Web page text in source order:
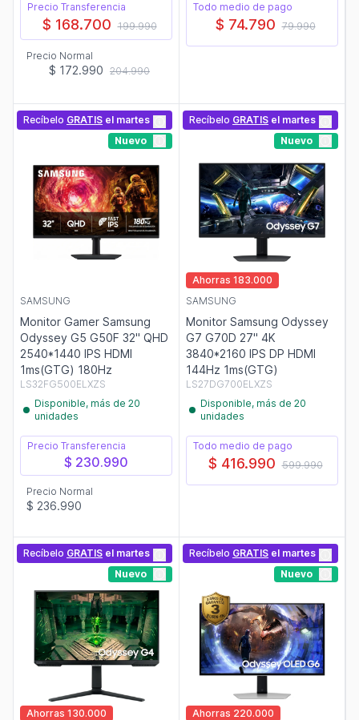
Precio Transferencia
$ 168.700 199.990
Precio Normal
$ 172.990 204.990
Todo medio de pago
$ 74.790 79.990
Recíbelo GRATIS el martes
Nuevo
SAMSUNG
Monitor Gamer Samsung
Odyssey G5 G50F 32" QHD
2540*1440 IPS HDMI
1ms(GTG) 180Hz
LS32FG500ELXZS
Disponible, más de 20
unidades
Precio Transferencia
$ 230.990
Precio Normal
$ 236.990
Recíbelo GRATIS el martes
Nuevo
Ahorras 183.000
SAMSUNG
Monitor Samsung Odyssey
G7 G70D 27" 4K
3840*2160 IPS DP HDMI
144Hz 1ms(GTG)
LS27DG700ELXZS
Disponible, más de 20
unidades
Todo medio de pago
$ 416.990 599.990
Recíbelo GRATIS el martes
Nuevo
Ahorras 130.000
Recíbelo GRATIS el martes
Nuevo
Ahorras 220.000